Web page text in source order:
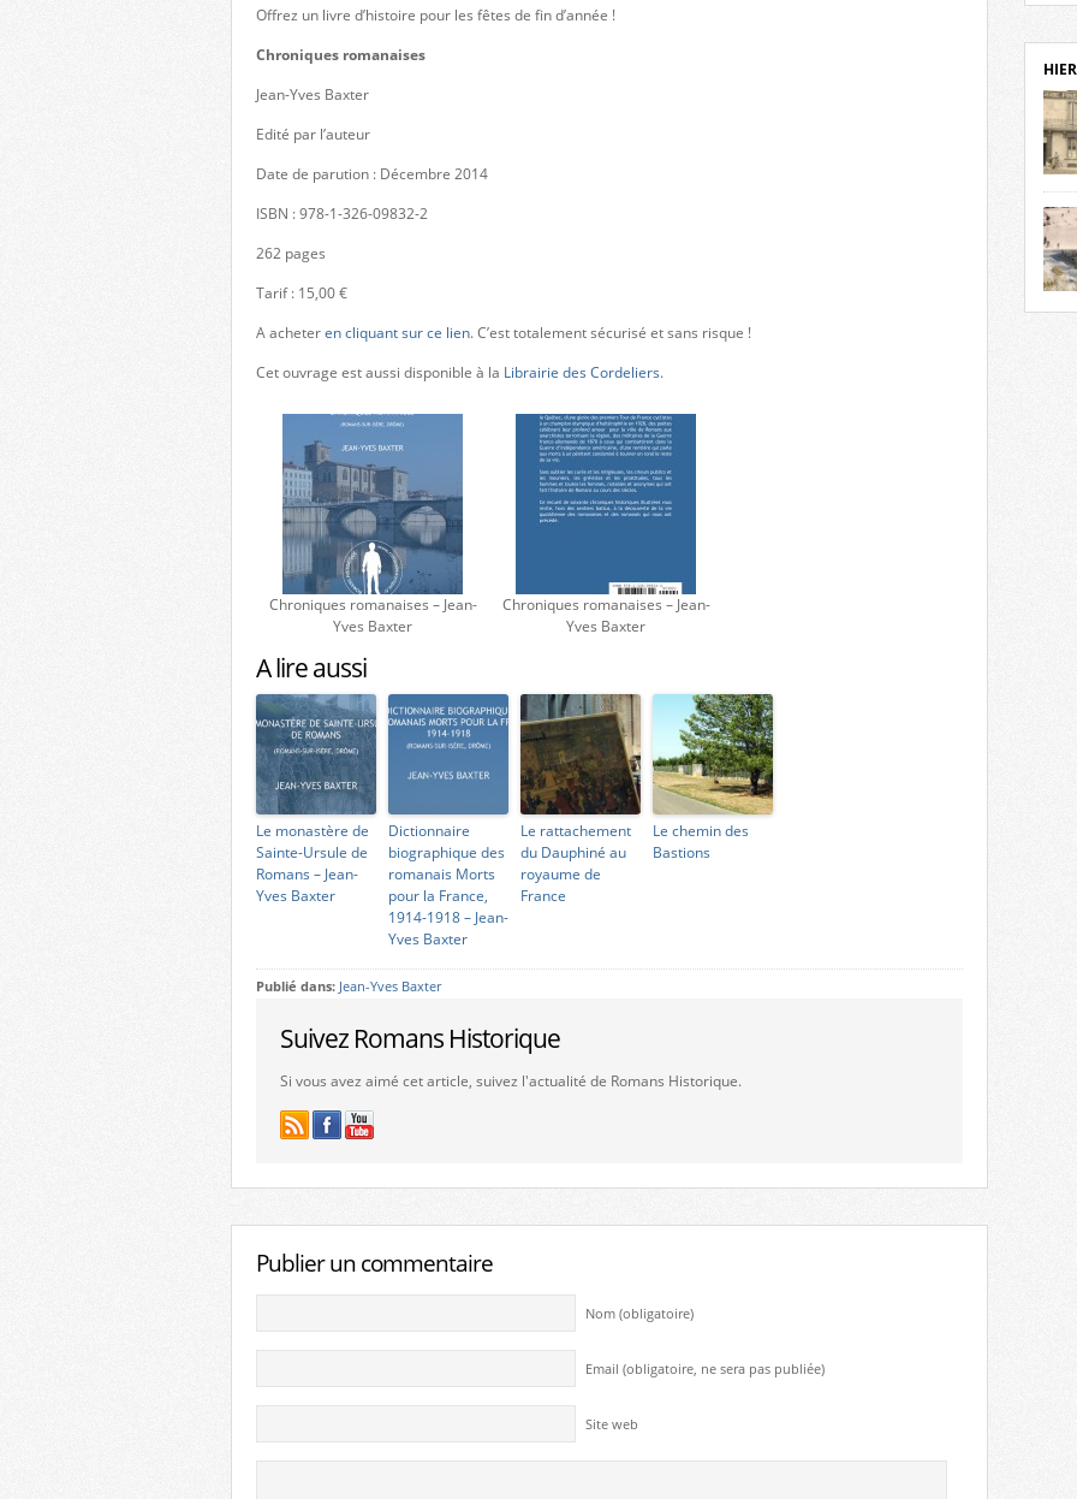
Offrez un livre d’histoire pour les fêtes de fin d’année !
Chroniques romanaises
Jean-Yves Baxter
Edité par l’auteur
Date de parution : Décembre 2014
ISBN : 978-1-326-09832-2
262 pages
Tarif : 15,00 €
A acheteren cliquant sur ce lien. C’est totalement sécurisé et sans risque !
Cet ouvrage est aussi disponible à la Librairie des Cordeliers.
Chroniques romanaises – Jean-
Yves Baxter
Chroniques romanaises – Jean-
Yves Baxter
A lire aussi
Le monastère de
Sainte-Ursule de
Romans – Jean-
Yves Baxter
Dictionnaire
biographique des
romanais Morts
pour la France,
1914-1918 – Jean-
Yves Baxter
Le rattachement
du Dauphiné au
royaume de
France
Le chemin des
Bastions
Publié dans: Jean-Yves Baxter
Suivez Romans Historique
Si vous avez aimé cet article, suivez l'actualité de Romans Historique.
Publier un commentaire
Nom (obligatoire)
Email (obligatoire, ne sera pas publiée)
Site web
de